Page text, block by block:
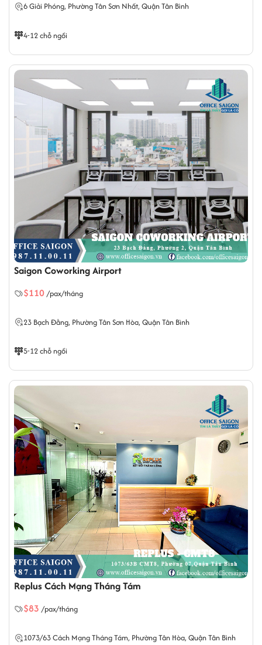
6 Giải Phóng, Phường Tân Sơn Nhất, Quận Tân Bình
4-12 chỗ ngồi
Saigon Coworking Airport
$110 /pax/tháng
23 Bạch Đằng, Phường Tân Sơn Hòa, Quận Tân Bình
5-12 chỗ ngồi
Replus Cách Mạng Tháng Tám
$83/pax/tháng
1073/63 Cách Mạng Tháng Tám, Phường Tân Hòa, Quận Tân Bình